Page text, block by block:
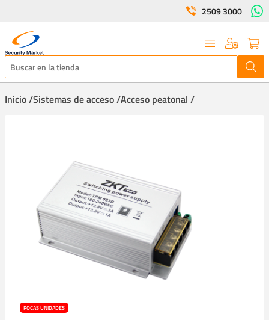
2509 3000
Inicio /Sistemas de acceso /Acceso peatonal /
POCAS UNIDADES